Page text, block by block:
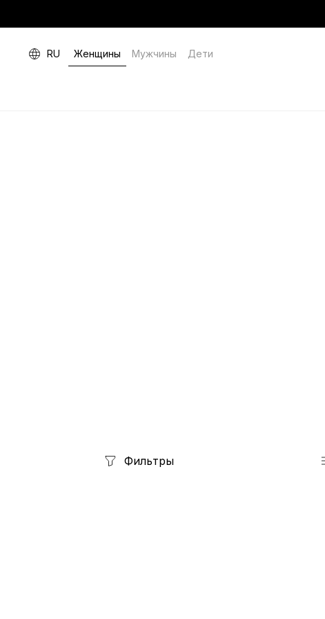
RU Женщины Мужчины Дети
Фильтры